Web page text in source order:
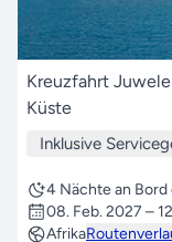
Kreuzfahrt
Küste
Inklusive
4 Nächte an Bord
08. Feb. 2027 –
Afrika